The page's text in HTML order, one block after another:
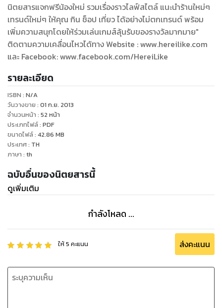
นิตยสารแจกฟรีน้องใหม่ รวมเรื่องราวไลฟ์สไตล์ แนะนำร้านใหม่ๆ
เทรนด์ใหม่ๆ ให้คุณ กิน ช็อป เที่ยว ได้อย่างไม่ตกเทรนด์ พร้อม
เพิ่มความสนุกโดยให้ร่วมเล่นเกมส์ลุ้นรับของรางวัลมากมาย"
ติดตามความเคลื่อนไหวได้ทาง Website : www.hereilike.com
และ Facebook: www.facebook.com/HereiLike
รายละเอียด
ISBN : N/A
วันวางขาย : 01 ก.ย. 2013
จำนวนหน้า : 52 หน้า
ประเภทไฟล์: PDF
ขนาดไฟล์: 42.86 MB
ประเทศ: TH
ภาษา : th
ฉบับอื่นของนิตยสารนี้
ดูเพิ่มเติม
กำลังโหลด ...
ให้5 คะแนน ส่งคะแนน